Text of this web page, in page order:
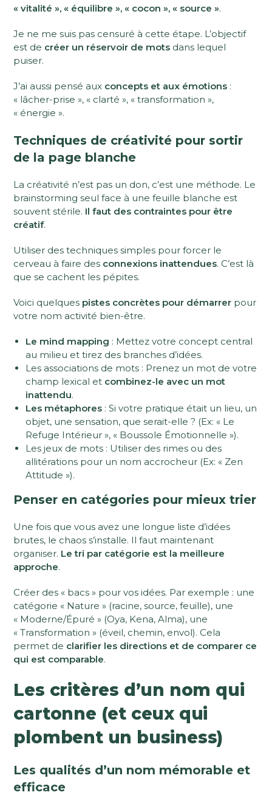
« vitalité », « équilibre », « cocon », « source ».
Je ne me suis pas censuré à cette étape. L’objectif
est de créer un réservoir de mots dans lequel
puiser.
J’ai aussi pensé aux concepts et aux émotions :
« lâcher-prise », « clarté », « transformation »,
« énergie ».
Techniques de créativité pour sortir
de la page blanche
La créativité n’est pas un don, c’est une méthode. Le
brainstorming seul face à une feuille blanche est
souvent stérile. Il faut des contraintes pour être
créatif.
Utiliser des techniques simples pour forcer le
cerveau à faire des connexions inattendues. C’est là
que se cachent les pépites.
Voici quelques pistes concrètes pour démarrer pour
votre nom activité bien-être.
Le mind mapping : Mettez votre concept central
au milieu et tirez des branches d’idées.
Les associations de mots : Prenez un mot de votre
champ lexical et combinez-le avec un mot
inattendu.
Les métaphores : Si votre pratique était un lieu, un
objet, une sensation, que serait-elle ? (Ex: « Le
Refuge Intérieur », « Boussole Émotionnelle »).
Les jeux de mots : Utiliser des rimes ou des
allitérations pour un nom accrocheur (Ex: « Zen
Attitude »).
Penser en catégories pour mieux trier
Une fois que vous avez une longue liste d’idées
brutes, le chaos s’installe. Il faut maintenant
organiser. Le tri par catégorie est la meilleure
approche.
Créer des « bacs » pour vos idées. Par exemple : une
catégorie « Nature » (racine, source, feuille), une
« Moderne/Épuré » (Oya, Kena, Alma), une
« Transformation » (éveil, chemin, envol). Cela
permet de clarifier les directions et de comparer ce
qui est comparable.
Les critères d’un nom qui
cartonne (et ceux qui
plombent un business)
Les qualités d’un nom mémorable et
efficace